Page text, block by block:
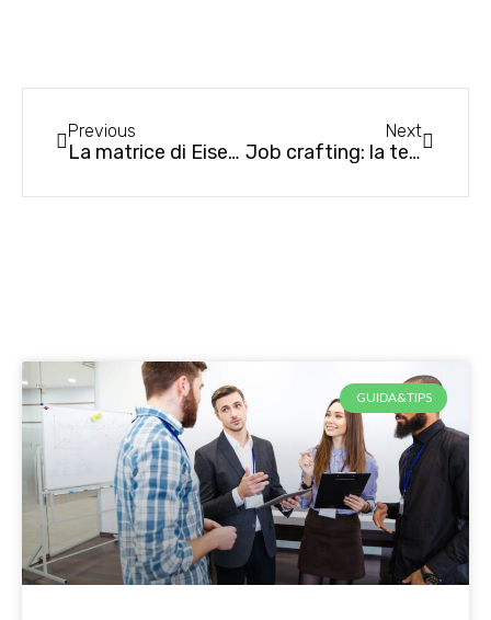
Previous
La matrice di Eisenhower: ciò di cui hai bisogno per gestire le tue priorità
Next
Job crafting: la tecnica per rendere più appagante il tuo lavoro e ridurre lo stress
GUIDA&TIPS